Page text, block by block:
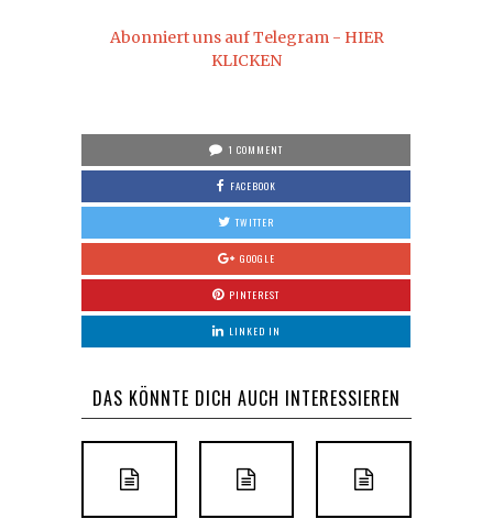
Abonniert uns auf Telegram - HIER
KLICKEN
1 COMMENT
FACEBOOK
TWITTER
GOOGLE
PINTEREST
LINKED IN
DAS KÖNNTE DICH AUCH INTERESSIEREN